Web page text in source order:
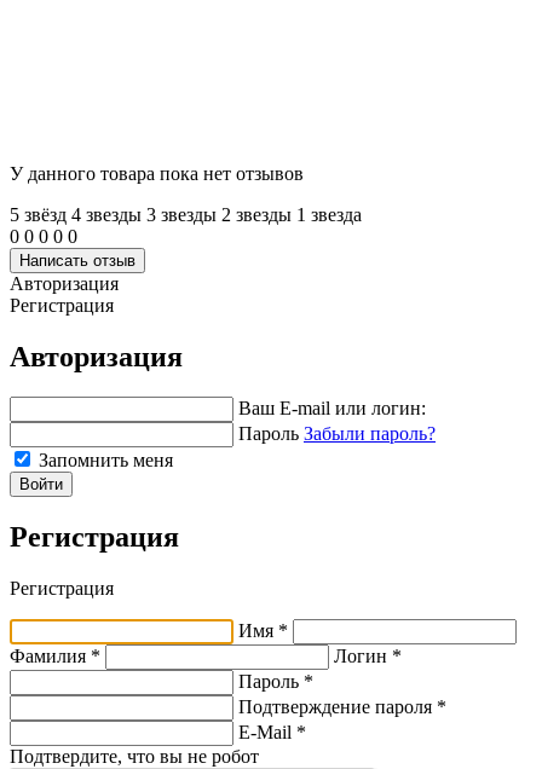
У данного товара пока нет отзывов
5 звёзд 4 звeзды 3 звeзды 2 звeзды 1 звeзда
0 0 0 0 0
Написать отзыв
Авторизация
Регистрация
Авторизация
Ваш E-mail или логин:
Пароль Забыли пароль?
Запомнить меня
Войти
Регистрация
Регистрация
Имя *
Фамилия *
Логин *
Пароль *
Подтверждение пароля *
E-Mail *
Подтвердите, что вы не робот